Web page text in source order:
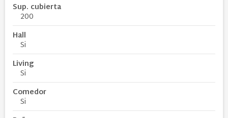
Sup. cubierta
200
Hall
Si
Living
Si
Comedor
Si